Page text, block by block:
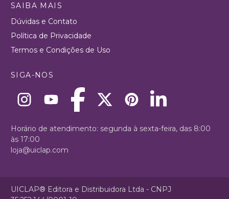
SAIBA MAIS
Dúvidas e Contato
Política de Privacidade
Termos e Condições de Uso
SIGA-NOS
Horário de atendimento: segunda à sexta-feira, das 8:00
às 17:00
loja@uiclap.com
UICLAP® Editora e Distribuidora Ltda - CNPJ